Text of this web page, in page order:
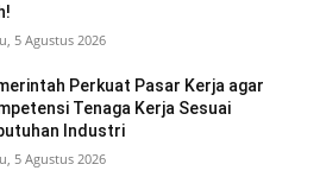
5 Agustus 2026
Perkuat Pasar Kerja agar
Tenaga Kerja Sesuai
Industri
5 Agustus 2026